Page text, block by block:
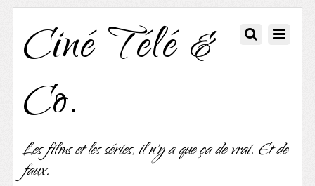
Ciné Télé &
Co.
Les films et les séries, il n'y a que ça de vrai. Et de
faux.